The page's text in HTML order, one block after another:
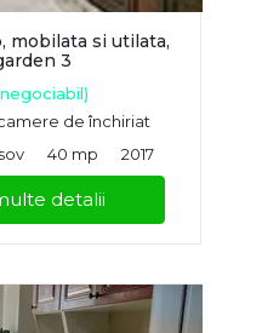
mobilata si utilata,
3
de închiriat
40 mp 2017
detalii